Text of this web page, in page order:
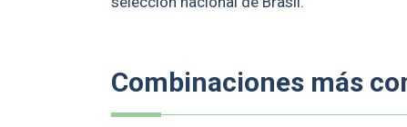
Combinaciones más